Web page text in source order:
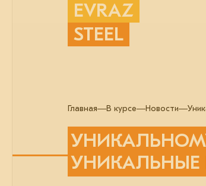
EVRAZ
STEEL
Главная В курсе Новости
УНИКАЛЬНЫЕ